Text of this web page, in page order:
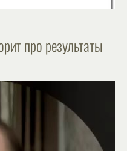
про результаты